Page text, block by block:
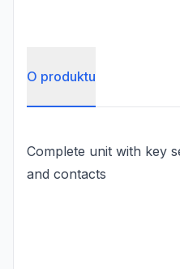
O produktu
Complete unit with key
and contacts